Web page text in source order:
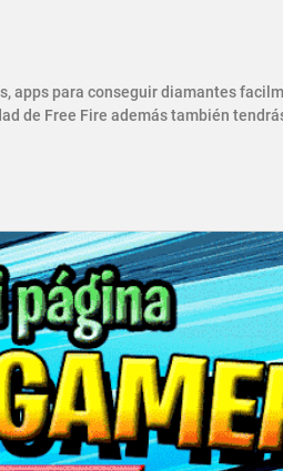
para conseguir diamantes
de Free Fire además también